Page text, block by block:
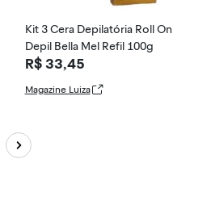
Kit 3 Cera Depilatória Roll On
Depil Bella Mel Refil 100g
R$ 33,45
Magazine Luiza